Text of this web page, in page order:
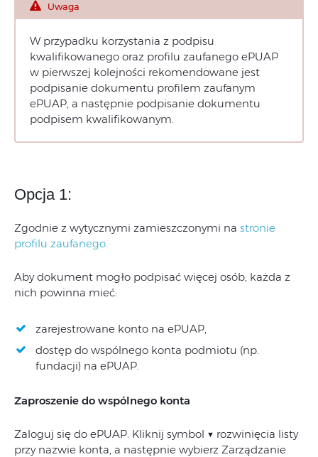
Uwaga
W przypadku korzystania z podpisu
kwalifikowanego oraz profilu zaufanego ePUAP
w pierwszej kolejności rekomendowane jest
podpisanie dokumentu profilem zaufanym
ePUAP, a następnie podpisanie dokumentu
podpisem kwalifikowanym.
Opcja 1:
Zgodnie z wytycznymi zamieszczonymi na stronie
profilu zaufanego.
Aby dokument mogło podpisać więcej osób, każda z
nich powinna mieć:
zarejestrowane konto na ePUAP,
dostęp do wspólnego konta podmiotu (np.
fundacji) na ePUAP.
Zaproszenie do wspólnego konta
Zaloguj się do ePUAP. Kliknij symbol ▼ rozwinięcia listy
przy nazwie konta, a następnie wybierz Zarządzanie